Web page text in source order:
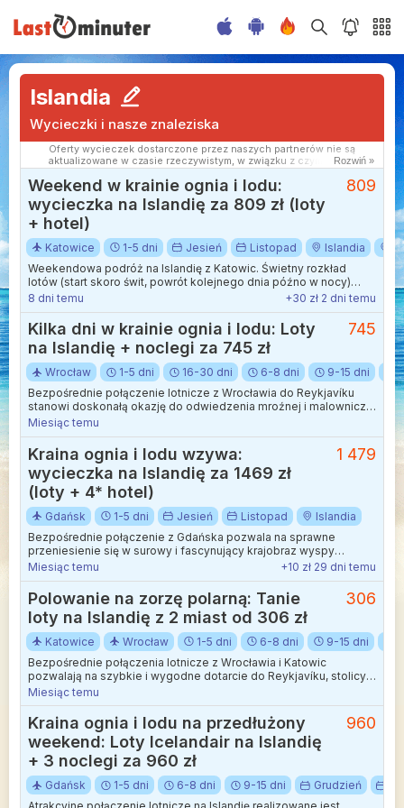
Islandia
Wycieczki i nasze znaleziska
Oferty wycieczek dostarczone przez naszych partnerów nie są
aktualizowane w czasie rzeczywistym, w związku z czym ceny i
dostępność ofert mogą się nieznacznie różnić od aktualnych.
Dokładamy wszelkich starań aby rozbieżności były jak najmniejsze.
Rozwiń »
Weekend w krainie ognia i lodu:
wycieczka na Islandię za 809 zł (loty
+ hotel)
809
Katowice 1-5 dni Jesień Listopad Islandia
Weekendowa podróż na Islandię z Katowic. Świetny rozkład
lotów (start skoro świt, powrót kolejnego dnia późno w nocy)
pozwoli maksymalnie wykorzystać czas na miejscu i zobaczyć
8 dni temu +30 zł 2 dni temu
Kilka dni w krainie ognia i lodu: Loty
na Islandię + noclegi za 745 zł
745
Wrocław 1-5 dni 16-30 dni 6-8 dni 9-15 dni
Bezpośrednie połączenie lotnicze z Wrocławia do Reykjavíku
stanowi doskonałą okazję do odwiedzenia mroźnej i malowniczej
wyspy gejzerów. Lot realizowany jest przez popularnego,
niskokosztowego przewoźnika, co pozwala na wygodną podróż
z Dolnego Śląska prosto na północ Europy.
Miesiąc temu
Kraina ognia i lodu wzywa:
wycieczka na Islandię za 1469 zł
(loty + 4* hotel)
1 479
Gdańsk 1-5 dni Jesień Listopad
Islandia
Bezpośrednie połączenie z Gdańska pozwala na sprawne
przeniesienie się w surowy i fascynujący krajobraz wyspy
gejzerów.
Miesiąc temu +10 zł 29 dni temu
Polowanie na zorzę polarną: Tanie
loty na Islandię z 2 miast od 306 zł
306
Katowice Wrocław 1-5 dni 6-8 dni 9-15 dni
Bezpośrednie połączenia lotnicze z Wrocławia i Katowic
pozwalają na szybkie i wygodne dotarcie do Reykjavíku, stolicy
malowniczej Islandii.
Miesiąc temu
Kraina ognia i lodu na przedłużony
weekend: Loty Icelandair na Islandię
+ 3 noclegi za 960 zł
960
Gdańsk 1-5 dni 6-8 dni 9-15 dni Grudzień